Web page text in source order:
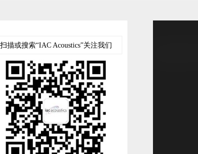
扫描或搜索“IAC Acoustics”关注我们